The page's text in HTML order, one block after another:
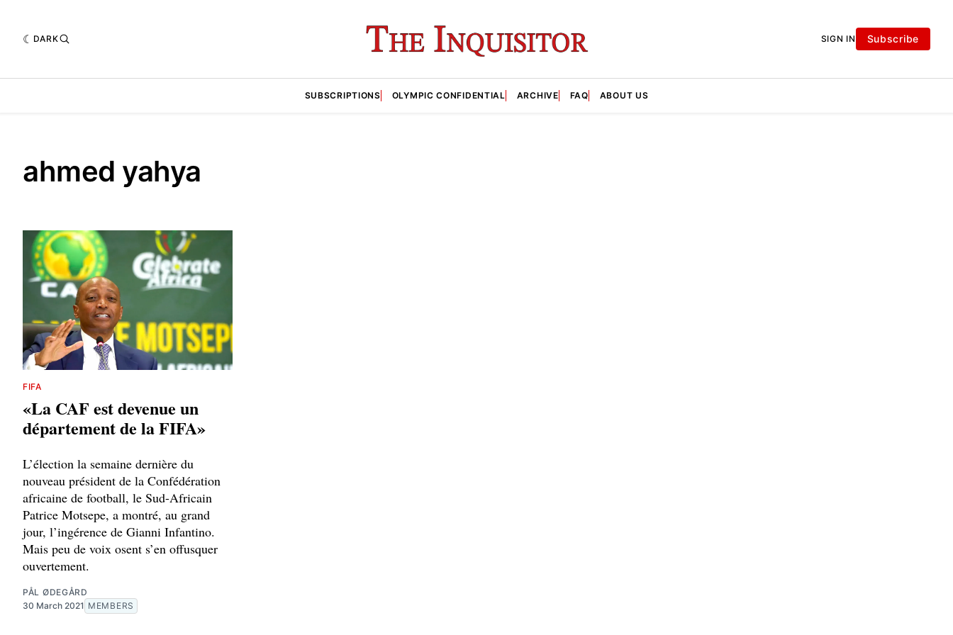
DARK SIGN IN Subscribe
SUBSCRIPTIONS OLYMPIC CONFIDENTIAL ARCHIVE FAQ ABOUT US
ahmed yahya
FIFA
«La CAF est devenue un
département de la FIFA»
L’élection la semaine dernière du
nouveau président de la Confédération
africaine de football, le Sud-Africain
Patrice Motsepe, a montré, au grand
jour, l’ingérence de Gianni Infantino.
Mais peu de voix osent s’en offusquer
ouvertement.
PÅL ØDEGÅRD
30 March 2021 MEMBERS